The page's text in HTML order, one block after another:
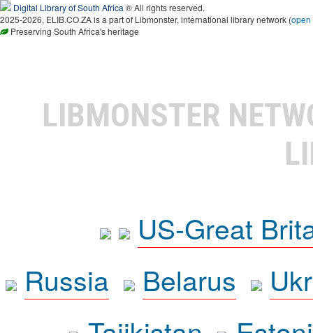
Digital Library of South Africa ® All rights reserved.
2025-2026, ELIB.CO.ZA is a part of Libmonster, international library network (open
Preserving South Africa's heritage
LIBMONSTER
US-Great
Russia
Belarus